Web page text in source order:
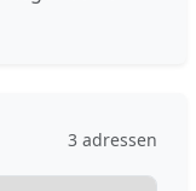
3 adressen